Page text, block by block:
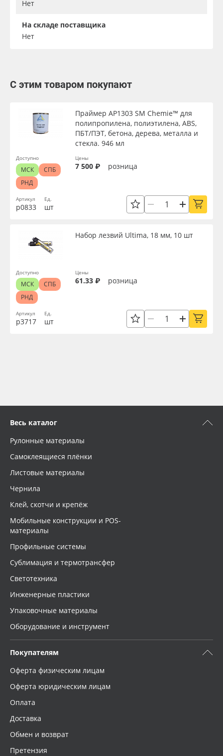
Нет
На складе поставщика
Нет
С этим товаром покупают
Артикул
р0833
Праймер AP1303 SM Chemie™ для
полипропилена, полиэтилена, ABS,
ПБТ/ПЭТ, бетона, дерева, металла и
стекла. 946 мл
Ед.
шт
Цены
7 500 ₽ розница
Доступно
МСК
СПБ
РНД
Артикул
р3717
Набор лезвий Ultima, 18 мм, 10 шт
Ед.
шт
Цены
61.33 ₽ розница
Доступно
МСК
СПБ
РНД
Весь каталог
Рулонные материалы
Самоклеящиеся плёнки
Листовые материалы
Чернила
Клей, скотчи и крепёж
Мобильные конструкции и POS-
материалы
Профильные системы
Сублимация и термотрансфер
Светотехника
Инженерные пластики
Упаковочные материалы
Оборудование и инструмент
Покупателям
Оферта физическим лицам
Оферта юридическим лицам
Оплата
Доставка
Обмен и возврат
Претензия